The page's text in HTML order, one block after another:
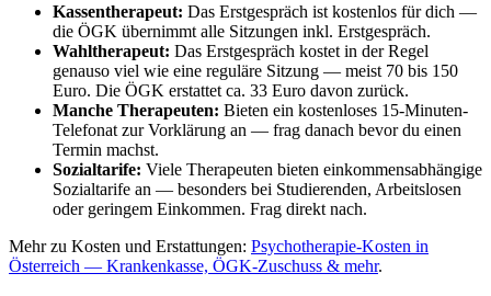
Kassentherapeut: Das Erstgespräch ist kostenlos für dich —
die ÖGK übernimmt alle Sitzungen inkl. Erstgespräch.
Wahltherapeut: Das Erstgespräch kostet in der Regel
genauso viel wie eine reguläre Sitzung — meist 70 bis 150
Euro. Die ÖGK erstattet ca. 33 Euro davon zurück.
Manche Therapeuten: Bieten ein kostenloses 15-Minuten-
Telefonat zur Vorklärung an — frag danach bevor du einen
Termin machst.
Sozialtarife: Viele Therapeuten bieten einkommensabhängige
Sozialtarife an — besonders bei Studierenden, Arbeitslosen
oder geringem Einkommen. Frag direkt nach.
Mehr zu Kosten und Erstattungen: Psychotherapie-Kosten in
Österreich — Krankenkasse, ÖGK-Zuschuss & mehr.